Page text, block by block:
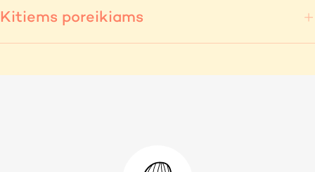
Kitiems poreikiams